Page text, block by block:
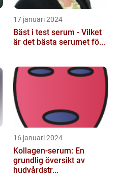
17 januari 2024
Bäst i test serum - Vilket
är det bästa serumet fö...
16 januari 2024
Kollagen-serum: En
grundlig översikt av
hudvårdstr...